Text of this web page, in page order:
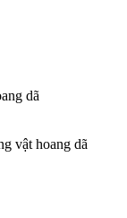
dã
vật hoang dã